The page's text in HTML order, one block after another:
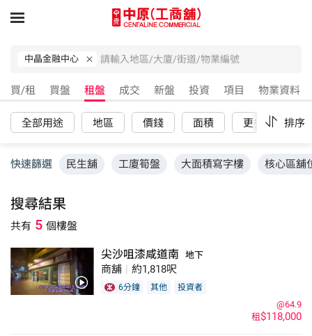
中晶金融中心
買/租 買盤 租盤 成交 新盤 投資 項目 物業資料
全部用途 地區 價錢 面積 更多 重
排序
快速篩選 民生舖 工廈筍盤 大面積寫字樓 核心區舖
搜尋結果
共有 5 個樓盤
尖沙咀漆咸道南 地下
商舖 | 約1,818呎
6分鐘 其他 投資者
租$118,000
@64.9